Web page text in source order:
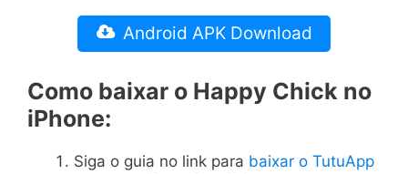
Android APK Download
Como baixar o Happy Chick no
iPhone:
Siga o guia no link para baixar o TutuApp